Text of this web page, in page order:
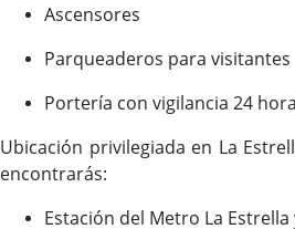
Ascensores
Parqueaderos para visitantes
Portería con vigilancia 24
Ubicación privilegiada en La
encontrarás:
Estación del Metro La